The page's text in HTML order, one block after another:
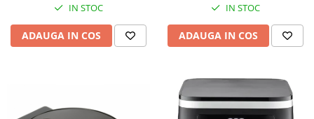
IN STOC
ADAUGA IN COS
IN STOC
ADAUGA IN COS